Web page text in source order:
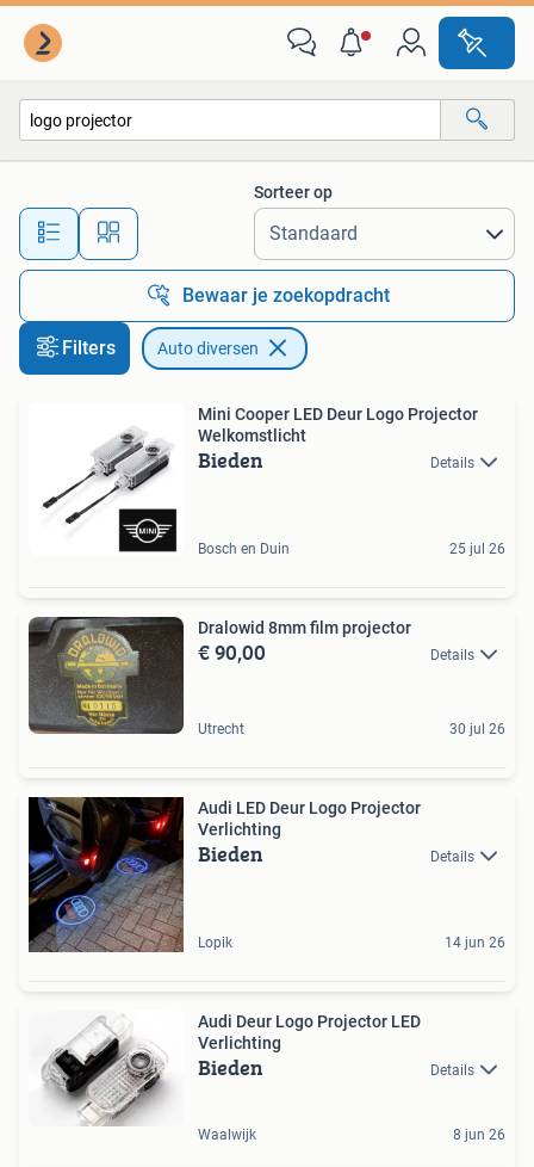
Alle afstanden…
Sorteer op
Bewaar je zoekopdracht
Filters Auto diversen
Mini Cooper LED Deur Logo Projector
Welkomstlicht
Bieden Details
Bosch en Duin 25 jul 26
Dralowid 8mm film projector
€ 90,00 Details
Utrecht 30 jul 26
Audi LED Deur Logo Projector
Verlichting
Bieden Details
Lopik 14 jun 26
Audi Deur Logo Projector LED
Verlichting
Bieden Details
Waalwijk 8 jun 26